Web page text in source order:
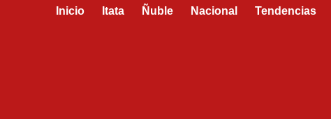
Inicio Itata Ñuble Nacional Tendencias